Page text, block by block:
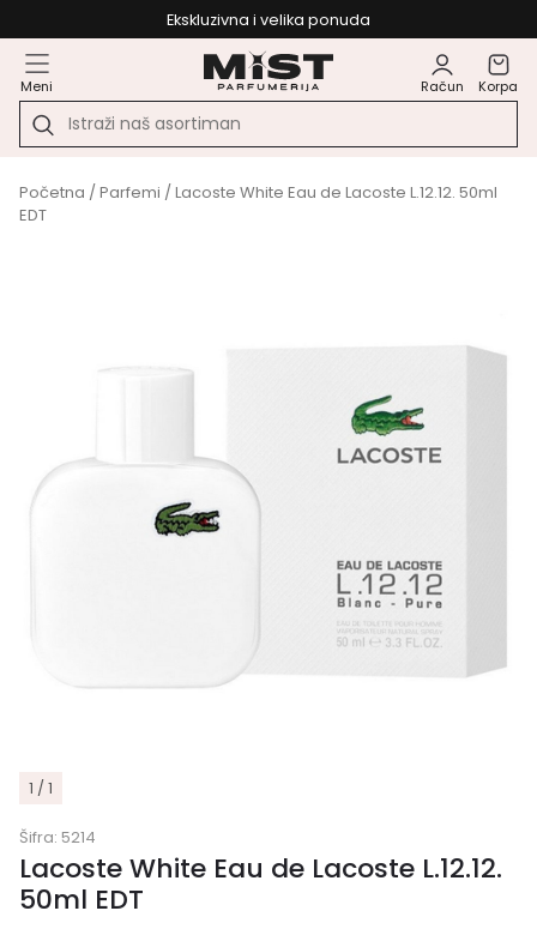
Ekskluzivna i velika ponuda
Meni Račun Korpa
Početna /Parfemi / Lacoste White Eau de Lacoste L.12.12. 50ml
EDT
1 / 1
Šifra: 5214
Lacoste White Eau de Lacoste L.12.12.
50ml EDT